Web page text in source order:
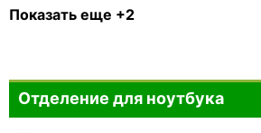
130-140 литров
Показать еще +2
Отделение для ноутбука